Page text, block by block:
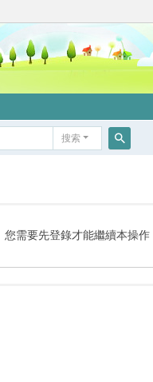
搜索
您需要先登錄才能繼續本操作